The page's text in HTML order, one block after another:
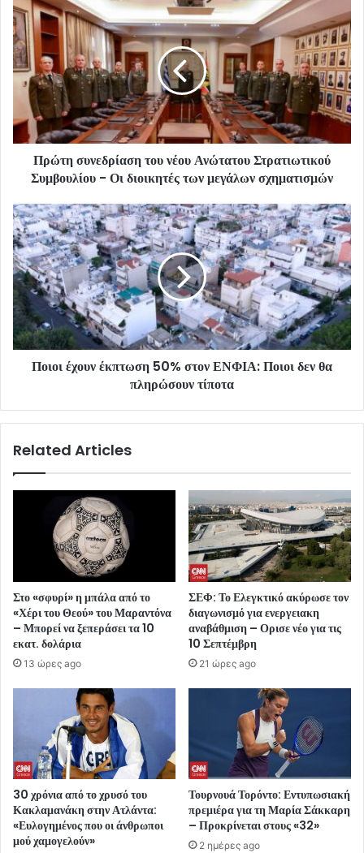
Πρώτη συνεδρίαση του νέου Ανώτατου Στρατιωτικού
Συμβουλίου - Οι διοικητές των μεγάλων σχηματισμών
Ποιοι έχουν έκπτωση 50% στον ΕΝΦΙΑ: Ποιοι δεν θα
πληρώσουν τίποτα
Related Articles
Στο «σφυρί» η μπάλα από το
«Χέρι του Θεού» του Μαραντόνα
– Μπορεί να ξεπεράσει τα 10
εκατ. δολάρια
13 ώρες ago
ΣΕΦ: Το Ελεγκτικό ακύρωσε τον
διαγωνισμό για ενεργειακη
αναβάθμιση – Ορισε νέο για τις
10 Σεπτέμβρη
21 ώρες ago
30 χρόνια από το χρυσό του
Κακλαμανάκη στην Ατλάντα:
«Ευλογημένος που οι άνθρωποι
μού χαμογελούν»
Τουρνουά Τορόντο: Εντυπωσιακή
πρεμιέρα για τη Μαρία Σάκκαρη
– Προκρίνεται στους «32»
2 ημέρες ago